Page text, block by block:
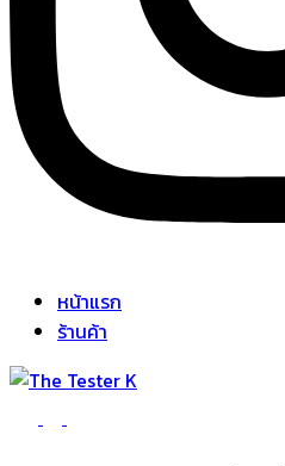
หน้าแรก
ร้านค้า
The Tester K
Korean cosmetics